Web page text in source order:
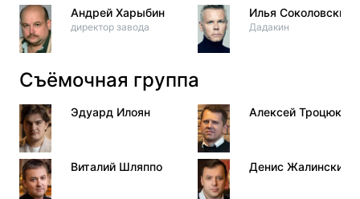
Андрей Харыбин
директор завода
Илья Соколовский
Дадакин
Съёмочная группа
Эдуард Илоян
Виталий Шляппо
Алексей Троцюк
Денис Жалинский